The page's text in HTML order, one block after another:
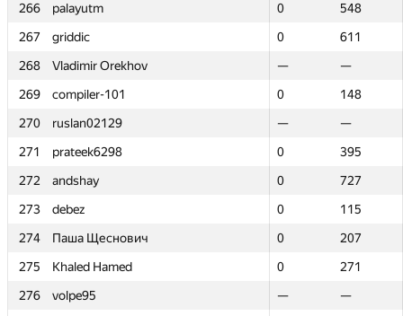
266
palayutm 0
548
267
griddic 0
611
268
Vladimir Orekhov —
—
269
compiler-101 0
148
270
ruslan02129 —
—
271
prateek6298 0
395
272
andshay 0
727
273
debez 0
115
274
Паша Щеснович 0
207
275
Khaled Hamed 0
271
276
volpe95 —
—
266
palayutm 0
548
267
griddic 0
611
268
Vladimir Orekhov —
—
269
compiler-101 0
148
270
ruslan02129 —
—
271
prateek6298 0
395
272
andshay 0
727
273
debez 0
115
274
Паша Щеснович 0
207
275
Khaled Hamed 0
271
276
volpe95 —
—